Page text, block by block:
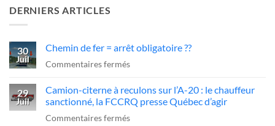
DERNIERS ARTICLES
30
Juil
Chemin de fer = arrêt obligatoire ??
Commentaires ferméssur
de
fer
=
29
Juil
Camion-citerne à reculons sur l’A-20 : le chauffeur
sanctionné, la FCCRQ presse Québec d’agir
Commentaires ferméssur